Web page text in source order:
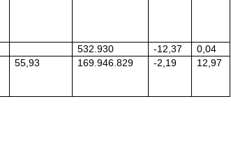
532.930 -12,37
0,04
55,93 169.946.829 -2,19 12,97